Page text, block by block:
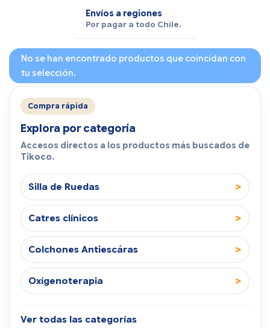
Compra rápida
Explora por categoría
Accesos directos a los productos más buscados de
Tikoco.
Silla de Ruedas >
Catres clínicos >
Colchones Antiescáras >
Oxígenoterapia >
Ver todas las categorías
Envíos a regiones
Por pagar a todo Chile.
No se han encontrado productos que coincidan con
tu selección.